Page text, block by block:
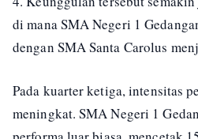
di mana SMA Negeri 1
dengan SMA Santa Carolus
Pada kuarter ketiga, intensitas
meningkat. SMA Negeri 1